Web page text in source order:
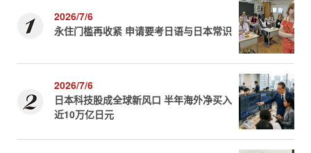
2026/7/6
永住门槛再收紧 申请要考日语与日本常识
2026/7/6
日本科技股成全球新风口 半年海外净买入
近10万亿日元